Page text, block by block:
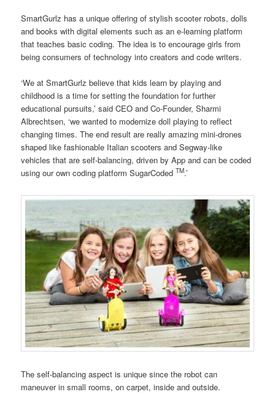
SmartGurlz has a unique offering of stylish scooter robots, dolls
and books with digital elements such as an e-learning platform
that teaches basic coding. The idea is to encourage girls from
being consumers of technology into creators and code writers.
‘We at SmartGurlz believe that kids learn by playing and
childhood is a time for setting the foundation for further
educational pursuits,’ said CEO and Co-Founder, Sharmi
Albrechtsen, ‘we wanted to modernize doll playing to reflect
changing times. The end result are really amazing mini-drones
shaped like fashionable Italian scooters and Segway-like
vehicles that are self-balancing, driven by App and can be coded
using our own coding platform SugarCodedTM.’
The self-balancing aspect is unique since the robot can
maneuver in small rooms, on carpet, inside and outside.